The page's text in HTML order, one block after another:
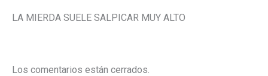
LA MIERDA SUELE SALPICAR MUY ALTO
Los comentarios están cerrados.